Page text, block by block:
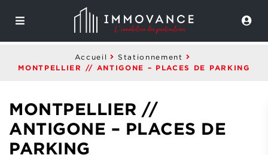
Accueil Stationnement
MONTPELLIER // ANTIGONE – PLACES DE PARKING
MONTPELLIER //
ANTIGONE – PLACES DE
PARKING